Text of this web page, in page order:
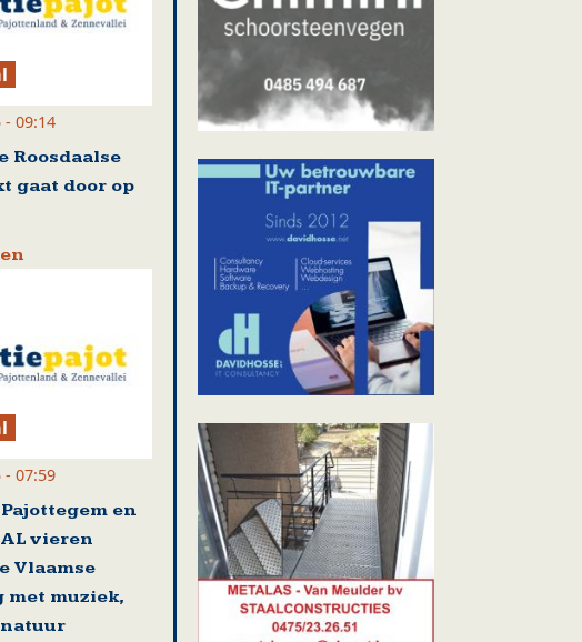
- 09:14
Roosdaalse
gaat door op
- 07:59
en
vieren
Vlaamse
met muziek,